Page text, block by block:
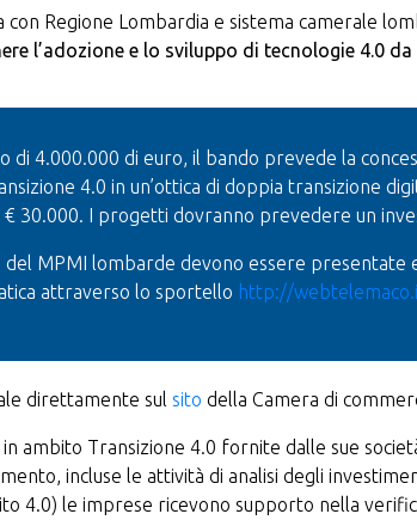
con Regione Lombardia e sistema camerale
l’adozione e lo sviluppo di tecnologie 4.0
di 4.000.000 di euro, il bando prevede la
4.0 in un’ottica di doppia transizione
€ 30.000. I progetti dovranno prevedere un
MPMI lombarde devono essere
attraverso lo sportello http://
direttamente sul sito della Camera di
ambito Transizione 4.0 fornite dalle sue
incluse le attività di analisi degli
4.0) le imprese ricevono supporto nella